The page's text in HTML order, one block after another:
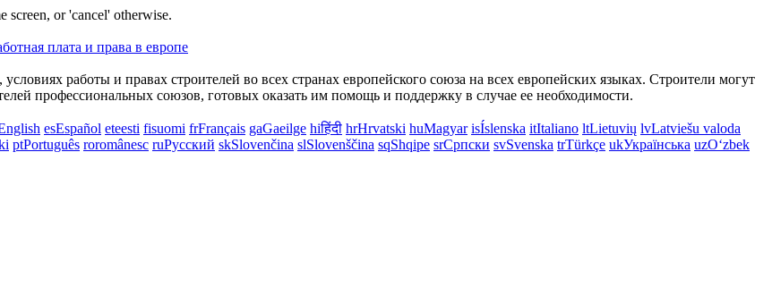
screen, or 'cancel' otherwise.
работы и правах строителей во всех странах европейского союза на всех европейских языках. Строители могут
профессиональных союзов, готовых оказать им помощь и поддержку в случае ее необходимости.
esEspañol eteesti fisuomi frFrançais gaGaeilge hiहिंदी hrHrvatski huMagyar isÍslenska itItaliano ltLietuvių lvLatviešu valoda
ptPortuguês roromânesc ruРусский skSlovenčina slSlovenščina sqShqipe srСрпски svSvenska trTürkçe ukУкраїнська uzOʻzbek